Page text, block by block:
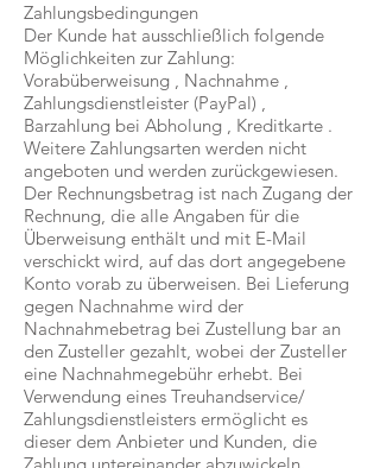
Zahlungsbedingungen
Der Kunde hat ausschließlich folgende
Möglichkeiten zur Zahlung:
Vorabüberweisung , Nachnahme ,
Zahlungsdienstleister (PayPal) ,
Barzahlung bei Abholung , Kreditkarte .
Weitere Zahlungsarten werden nicht
angeboten und werden zurückgewiesen.
Der Rechnungsbetrag ist nach Zugang der
Rechnung, die alle Angaben für die
Überweisung enthält und mit E-Mail
verschickt wird, auf das dort angegebene
Konto vorab zu überweisen. Bei Lieferung
gegen Nachnahme wird der
Nachnahmebetrag bei Zustellung bar an
den Zusteller gezahlt, wobei der Zusteller
eine Nachnahmegebühr erhebt. Bei
Verwendung eines Treuhandservice/
Zahlungsdienstleisters ermöglicht es
dieser dem Anbieter und Kunden, die